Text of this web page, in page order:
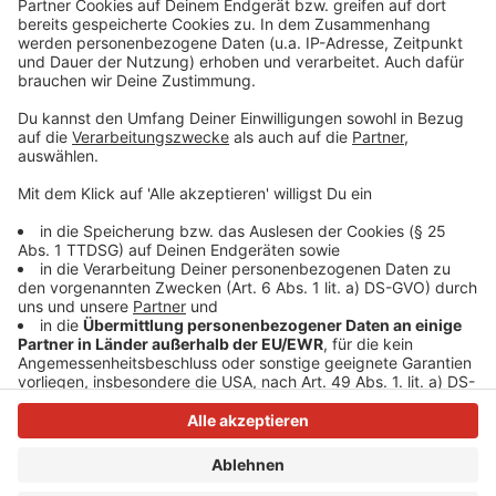
persönlicher Wochenrückblick - so privat wie noch nie,
so lustig wie immer.
Anzeige